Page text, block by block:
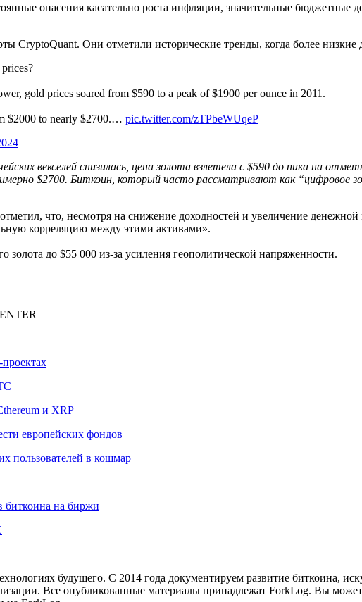
опасения касательно роста инфляции, значительные
CryptoQuant. Они отметили исторические тренды, когда более
gold prices soared from $590 to a peak of $1900 per ounce in 2011.
$2000 to nearly $2700.… pic.twitter.com/zTPbeWUqeP
векселей снизилась, цена золота взлетела с $590 до пика на
$2700. Биткоин, который часто рассматривают как
что, несмотря на снижение доходностей и увеличение
корреляцию между этими активами».
золота до $55 000 из-за усиления геополитической напряженности.
и XRP
европейских фондов
пользователей в кошмар
биткоина на биржи
будущего. С 2014 года документируем развитие биткоина,
Все опубликованные материалы принадлежат ForkLog. Вы